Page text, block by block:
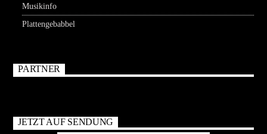
Musikinfo
Plattengebabbel
PARTNER
JETZT AUF SENDUNG